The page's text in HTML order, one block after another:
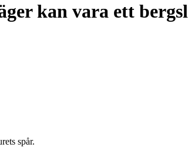
kan vara ett
spår.